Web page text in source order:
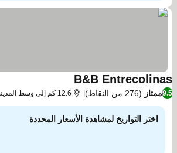
B&B Entrecolinas
9.5ممتاز (276 من النقاط) 12.6 كم إلى وسط المدينة
اختر التواريخ لمشاهدة الأسعار المحددة